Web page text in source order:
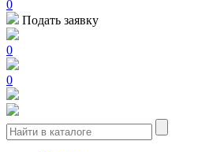
0
Подать заявку
0
0